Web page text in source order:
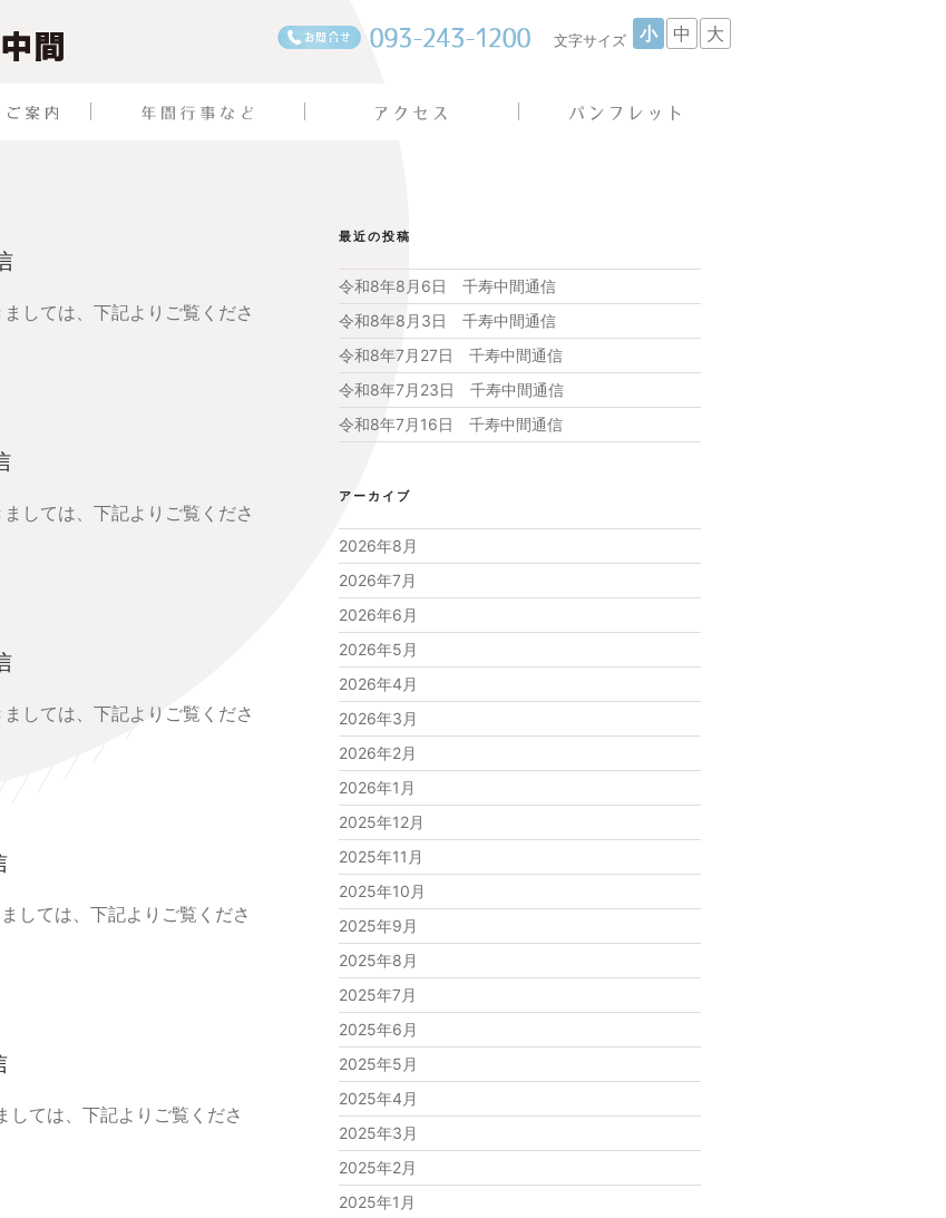
文字サイズ 小 中 大
しては、下記よりご覧くださ
しては、下記よりご覧くださ
しては、下記よりご覧くださ
しては、下記よりご覧くださ
ては、下記よりご覧くださ
最近の投稿
令和8年8月6日 千寿中間通信
令和8年8月3日 千寿中間通信
令和8年7月27日 千寿中間通信
令和8年7月23日 千寿中間通信
令和8年7月16日 千寿中間通信
アーカイブ
2026年8月
2026年7月
2026年6月
2026年5月
2026年4月
2026年3月
2026年2月
2026年1月
2025年12月
2025年11月
2025年10月
2025年9月
2025年8月
2025年7月
2025年6月
2025年5月
2025年4月
2025年3月
2025年2月
2025年1月